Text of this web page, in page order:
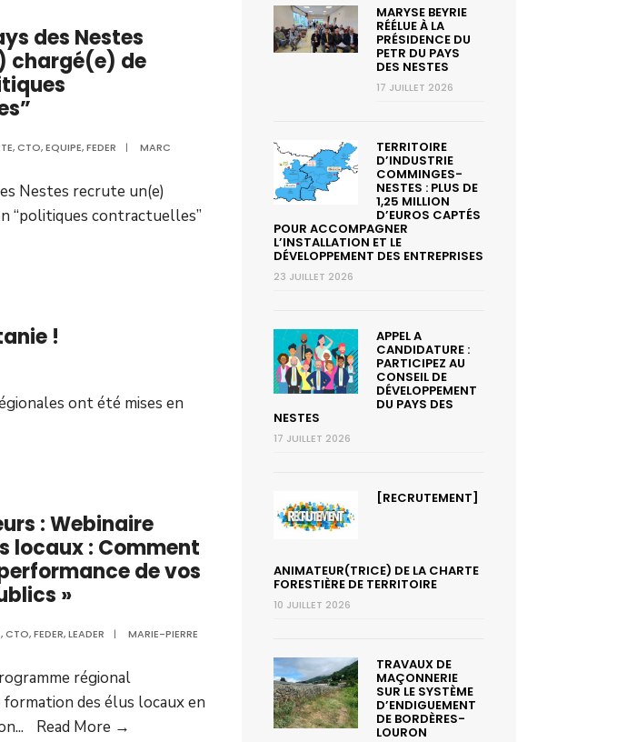
des Nestes
chargé(e) de
,CTO,EQUIPE,FEDER |
MARC
Nestes recrute un(e)
“politiques contractuelles”
!
ont été mises en
: Webinaire
locaux : Comment
de vos
»
,CTO,FEDER,LEADER |
MARIE-PIERRE
régional
formation des élus locaux en
... Read More →
MARYSE BEYRIE
RÉÉLUE À LA
PRÉSIDENCE DU
PETR DU PAYS
DES NESTES
17 JUILLET 2026
TERRITOIRE
D’INDUSTRIE
COMMINGES-
NESTES : PLUS DE
1,25 MILLION
D’EUROS CAPTÉS
POUR ACCOMPAGNER
L’INSTALLATION ET LE
DÉVELOPPEMENT DES ENTREPRISES
23 JUILLET 2026
APPEL A
CANDIDATURE :
PARTICIPEZ AU
CONSEIL DE
DÉVELOPPEMENT
DU PAYS DES
NESTES
17 JUILLET 2026
[RECRUTEMENT]
ANIMATEUR(TRICE) DE LA CHARTE
FORESTIÈRE DE TERRITOIRE
10 JUILLET 2026
TRAVAUX DE
MAÇONNERIE
SUR LE SYSTÈME
D’ENDIGUEMENT
DE BORDÈRES-
LOURON